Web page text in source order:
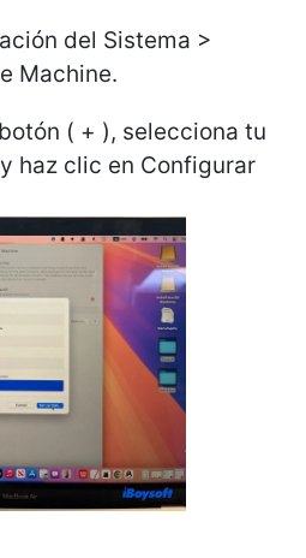
del Sistema >
Machine.
( + ), selecciona tu
haz clic en Configurar